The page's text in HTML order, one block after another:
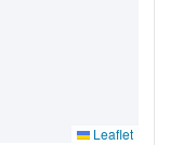
Leaflet